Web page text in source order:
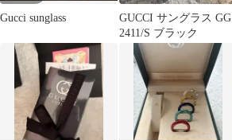
Gucci sunglass
GUCCI サングラス GG
2411/S ブラック